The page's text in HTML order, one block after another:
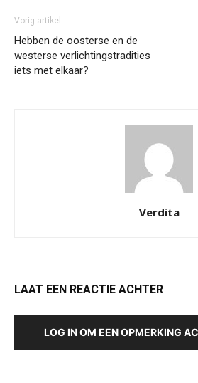
Vorig artikel
Hebben de oosterse en de
westerse verlichtingstradities
iets met elkaar?
Verdita
LAAT EEN REACTIE ACHTER
LOG IN OM EEN OPMERKING